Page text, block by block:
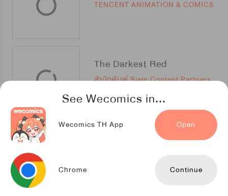
See Wecomics in...
Wecomics TH App Open
Chrome Continue
TENCENT ANIMATION & COMICS
The Darkest Red
สำนักพิมพ์ Siam Content Partners